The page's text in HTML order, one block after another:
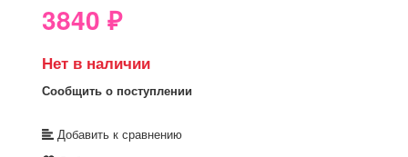
3840 ₽
Нет в наличии
Сообщить о поступлении
Добавить к сравнению